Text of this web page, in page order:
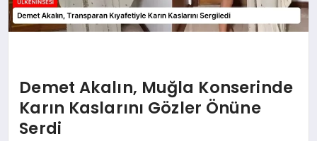
Demet Akalın, Muğla Konserinde
Karın Kaslarını Gözler Önüne
Serdi